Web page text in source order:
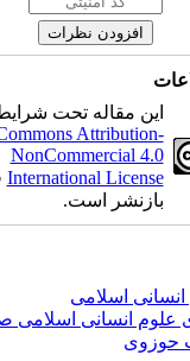
تحت شرایطCreative
Commons
قابل
اسلامی صدرا